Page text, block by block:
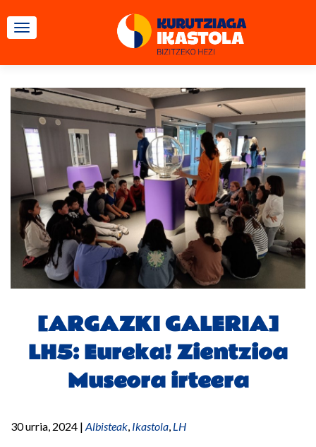
TOGGLE NAVIGATION
[ARGAZKI GALERIA]
LH5: Eureka! Zientzioa
Museora irteera
30 urria, 2024 | Albisteak, Ikastola, LH